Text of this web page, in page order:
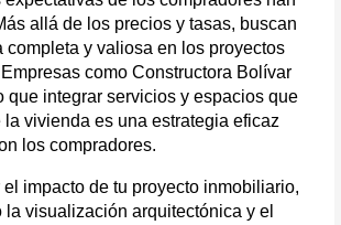
allá de los precios y tasas, buscan
completa y valiosa en los proyectos
como Constructora Bolívar
que integrar servicios y espacios que
vivienda es una estrategia eficaz
los compradores.
el impacto de tu proyecto inmobiliario,
la visualización arquitectónica y el